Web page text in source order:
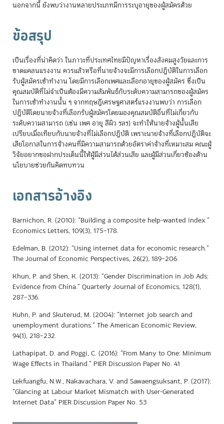
นอกจากนี้ ยังพบว่างานหลายประเภทมีการระบุอายุของผู้สมัครด้วย
ข้อสรุป
เป็นเรื่องที่น่าคิดว่า ในภาวะที่ประเทศไทยมีปัญหาเรื่องสังคมสูงวัยและการ
ขาดแคลนแรงงาน ควรแล้วหรือที่นายจ้างจะมีการเลือกปฏิบัติในการเลือก
รับผู้สมัครเข้าทำงาน โดยมีการเลือกเพศและเลือกอายุของผู้สมัคร ซึ่งเป็น
คุณสมบัติที่ไม่จำเป็นต้องมีความสัมพันธ์กับระดับความสามารถของผู้สมัคร
ในการเข้าทำงานนั้น ๆ จากทฤษฎีเศรษฐศาสตร์แรงงานพบว่า การเลือก
ปฏิบัติโดยนายจ้างที่เลือกรับผู้สมัครโดยมองคุณสมบัติอื่นที่ไม่เกี่ยวกับ
ระดับความสามารถ (เช่น เพศ อายุ สีผิว ฯลฯ) จะทำให้นายจ้างผู้นั้นเสีย
เปรียบเมื่อเทียบกับนายจ้างที่ไม่เลือกปฏิบัติ เพราะนายจ้างที่เลือกปฏิบัติจะ
เสียโอกาสในการจ้างคนที่มีความสามารถด้วยอัตราค่าจ้างที่เหมาะสม คณะผู้
วิจัยอยากขอฝากประเด็นนี้ให้ผู้มีส่วนได้ส่วนเสีย และผู้มีส่วนเกี่ยวข้องด้าน
นโยบายช่วยกันคิดทบทวน
เอกสารอ้างอิง
Barnichon, R. (2010): “Building a composite help-wanted index.”
Economics Letters, 109(3), 175–178.
Edelman, B. (2012): “Using internet data for economic research.”
The Journal of Economic Perspectives, 26(2), 189–206.
Khun, P. and Shen, K. (2013): “Gender Discrimination in Job Ads:
Evidence from China.” Quarterly Journal of Economics, 128(1),
287–336.
Kuhn, P. and Skuterud, M. (2004): “Internet job search and
unemployment durations.” The American Economic Review,
94(1), 218–232.
Lathapipat, D. and Poggi, C. (2016): “From Many to One: Minimum
Wage Effects in Thailand.” PIER Discussion Paper No. 41
Lekfuangfu, N.W., Nakavachara, V. and Sawaengsuksant, P. (2017):
“Glancing at Labour Market Mismatch with User-Generated
Internet Data” PIER Discussion Paper No. 53